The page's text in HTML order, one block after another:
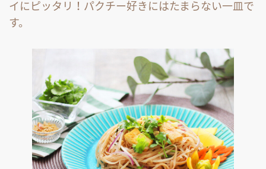
イにピッタリ！パクチー好きにはたまらない一皿で
す。